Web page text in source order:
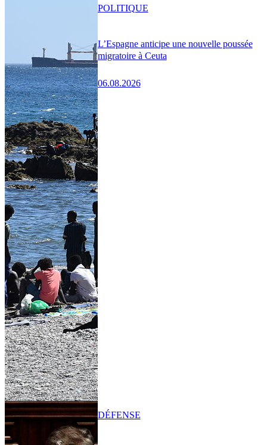
L’Espagne anticipe une nouvelle poussée
migratoire à Ceuta
06.08.2026
POLITIQUE
DÉFENSE